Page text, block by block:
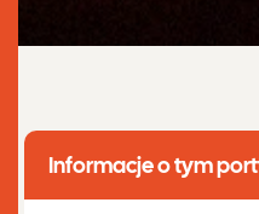
Informacje o tym